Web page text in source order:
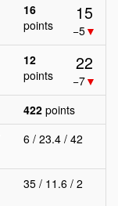
16
points
15
−5▼
12
points
22
−7▼
422 points
6 / 23.4 / 42
35 / 11.6 / 2